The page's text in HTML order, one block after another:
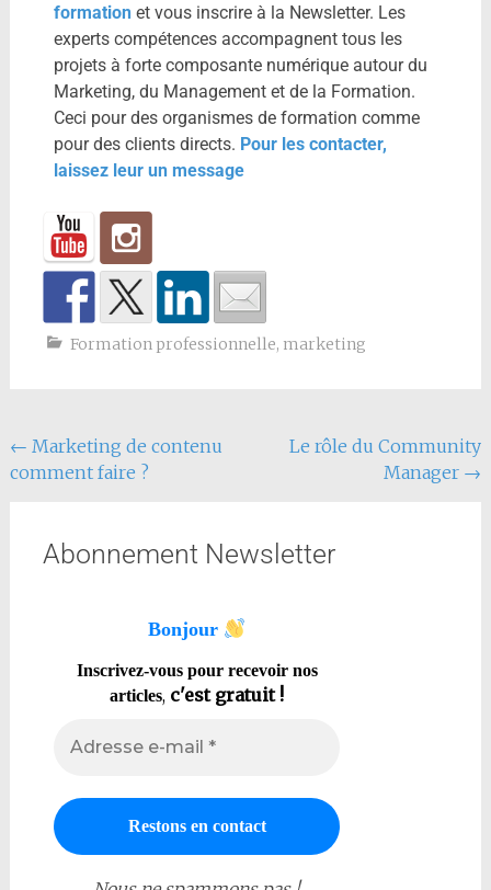
formation et vous inscrire à la Newsletter. Les
experts compétences accompagnent tous les
projets à forte composante numérique autour du
Marketing, du Management et de la Formation.
Ceci pour des organismes de formation comme
pour des clients directs. Pour les contacter,
laissez leur un message
Formation professionnelle, marketing
← Marketing de contenu
comment faire ?
Le rôle du Community
Manager →
Abonnement Newsletter
Bonjour
Inscrivez-vous pour recevoir nos
articles, c'est gratuit !